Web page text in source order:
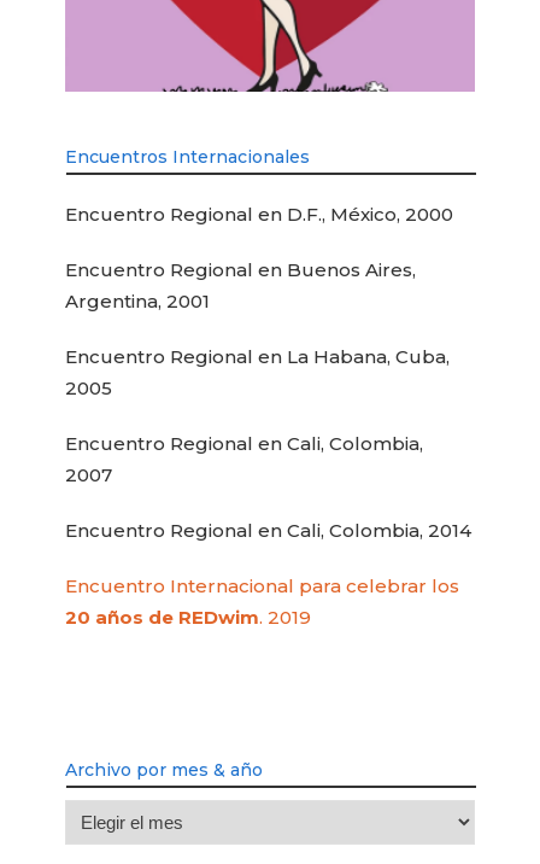
Encuentros Internacionales
Encuentro Regional en D.F., México, 2000
Encuentro Regional en Buenos Aires,
Argentina, 2001
Encuentro Regional en La Habana, Cuba,
2005
Encuentro Regional en Cali, Colombia,
2007
Encuentro Regional en Cali, Colombia, 2014
Encuentro Internacional para celebrar los
20 años de REDwim. 2019
Archivo por mes & año
Archivo
por